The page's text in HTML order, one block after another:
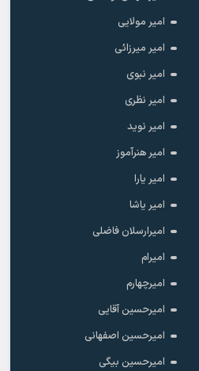
امیر مولایی
امیر میرزائی
امیر نبوی
امیر نظری
امیر نوید
امیر هنرآموز
امیر یارا
امیر یاشا
امیرارسلان فاضلی
امیرام
امیرچهارم
امیرحسین آقایی
امیرحسین اصفهانی
امیرحسین بیگی